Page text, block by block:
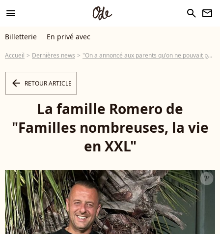
menu search newsletter
Billetterie En privé avec
Accueil Dernières news "On a annoncé aux parents qu'on ne pouvait pas le soigner" : Une tribu de Familles Nombreuses confrontée à l'impensable
arrow_left RETOUR ARTICLE
La famille Romero de
"Familles nombreuses, la vie
en XXL"